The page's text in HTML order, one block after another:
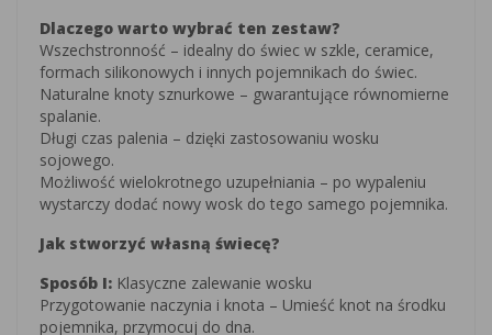
Dlaczego warto wybrać ten zestaw?
Wszechstronność – idealny do świec w szkle, ceramice,
formach silikonowych i innych pojemnikach do świec.
Naturalne knoty sznurkowe – gwarantujące równomierne
spalanie.
Długi czas palenia – dzięki zastosowaniu wosku
sojowego.
Możliwość wielokrotnego uzupełniania – po wypaleniu
wystarczy dodać nowy wosk do tego samego pojemnika.
Jak stworzyć własną świecę?
Sposób I: Klasyczne zalewanie wosku
Przygotowanie naczynia i knota – Umieść knot na środku
pojemnika, przymocuj do dna.